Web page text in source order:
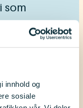
innhold og
sosiale
som
ivareta
våre og få